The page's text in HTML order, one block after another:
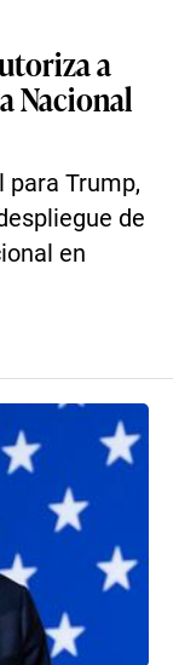
a
Nacional
para Trump,
de
en